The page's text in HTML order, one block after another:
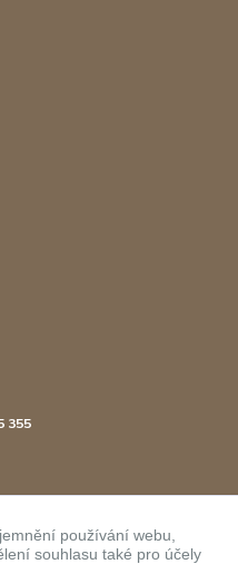
355
používání webu,
souhlasu také pro účely